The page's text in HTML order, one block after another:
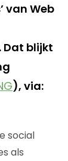
van Web
Dat blijkt
), via:
social
als